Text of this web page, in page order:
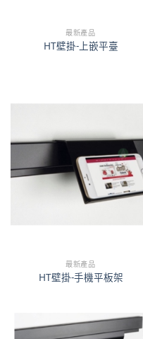
最新產品
HT壁掛-上嵌平臺
最新產品
HT壁掛-手機平板架